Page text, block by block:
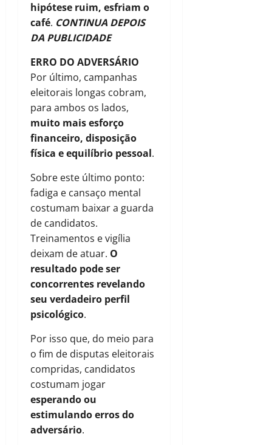
hipótese ruim, esfriam o
café. CONTINUA DEPOIS
DA PUBLICIDADE
ERRO DO ADVERSÁRIO
Por último, campanhas
eleitorais longas cobram,
para ambos os lados,
muito mais esforço
financeiro, disposição
física e equilíbrio pessoal.
Sobre este último ponto:
fadiga e cansaço mental
costumam baixar a guarda
de candidatos.
Treinamentos e vigília
deixam de atuar. O
resultado pode ser
concorrentes revelando
seu verdadeiro perfil
psicológico.
Por isso que, do meio para
o fim de disputas eleitorais
compridas, candidatos
costumam jogar
esperando ou
estimulando erros do
adversário.